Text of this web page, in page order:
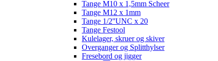
Tange M10 x 1,5mm Scheer
Tange M12 x 1mm
Tange 1/2''UNC x 20
Tange Festool
Kulelager, skruer og skiver
Overganger og Splitthylser
Fresebord og jigger